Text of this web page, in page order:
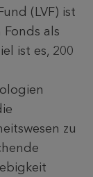
(LVF) ist
als
ist es, 200
zu